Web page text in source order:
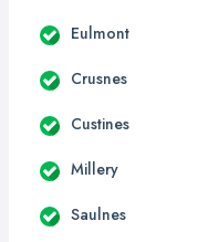
Eulmont
Crusnes
Custines
Millery
Saulnes